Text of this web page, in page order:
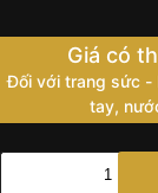
Giá có
Đối với trang sức -
tay,
Đồng